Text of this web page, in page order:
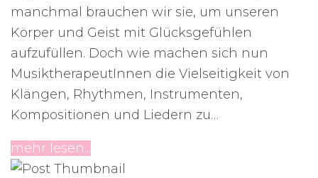
manchmal brauchen wir sie, um unseren
Körper und Geist mit Glücksgefühlen
aufzufüllen. Doch wie machen sich nun
MusiktherapeutInnen die Vielseitigkeit von
Klängen, Rhythmen, Instrumenten,
Kompositionen und Liedern zu…
mehr lesen...